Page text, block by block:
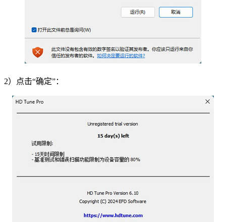
2）点击“确定”：